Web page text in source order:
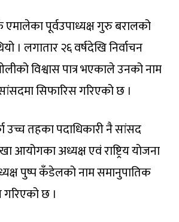
पूर्वउपाध्यक्ष गुरु बरालको
। लगातार २६ वर्षदेखि निर्वाचन
विश्वास पात्र भएकाले उनको नाम
सिफारिस गरिएको छ ।
उच्च तहका पदाधिकारी नै सांसद
आयोगका अध्यक्ष एवं राष्ट्रिय योजना
पुष्प कँडेलको नाम समानुपातिक
छ ।